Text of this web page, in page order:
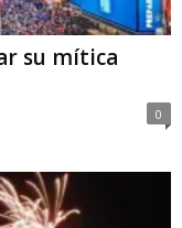
su mítica
0